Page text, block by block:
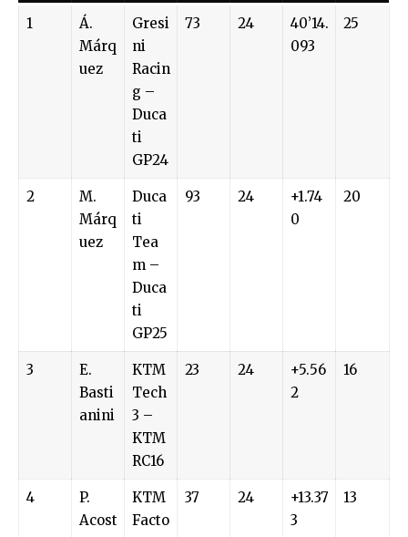
1
Á.
Márq
uez
Gresi
ni
Racin
g –
Duca
ti
GP24
73 24
40’14.
093
25
2
M.
Márq
uez
Duca
ti
Tea
m –
Duca
ti
GP25
93 24
+1.74
0
20
3
E.
Basti
anini
KTM
Tech
3 –
KTM
RC16
23 24
+5.56
2
16
4
P.
Acost
KTM
Facto
37 24
+13.37
3
13